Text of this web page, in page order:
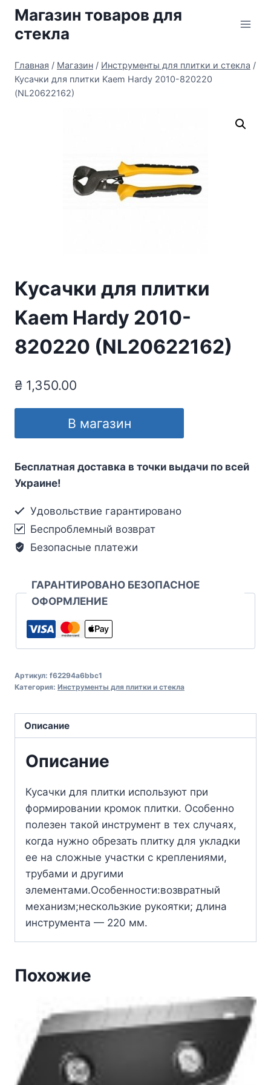
Перейти
содержимому
Магазин товаров для
стекла
Главная / Магазин / Инструменты для плитки и стекла /
Кусачки для плитки Kaem Hardy 2010-820220
(NL20622162)
Кусачки для плитки
Kaem Hardy 2010-
820220 (NL20622162)
₴ 1,350.00
В магазин
Бесплатная доставка в точки выдачи по всей
Украине!
Удовольствие гарантировано
Беспроблемный возврат
Безопасные платежи
ГАРАНТИРОВАНО БЕЗОПАСНОЕ
ОФОРМЛЕНИЕ
Артикул: f62294a6bbc1
Категория: Инструменты для плитки и стекла
Описание
Описание
Кусачки для плитки используют при
формировании кромок плитки. Особенно
полезен такой инструмент в тех случаях,
когда нужно обрезать плитку для укладки
ее на сложные участки с креплениями,
трубами и другими
элементами.Особенности:возвратный
механизм;нескользкие рукоятки; длина
инструмента — 220 мм.
Похожие